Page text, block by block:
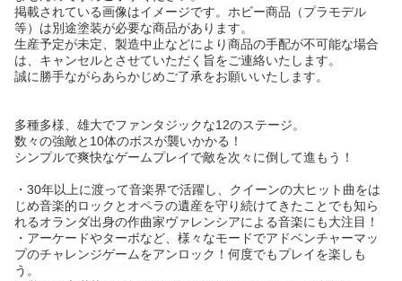
掲載されている画像はイメージです。ホビー商品（プラモデル
等）は別途塗装が必要な商品があります。
生産予定が未定、製造中止などにより商品の手配が不可能な場合
は、キャンセルとさせていただく旨をご連絡いたします。
誠に勝手ながらあらかじめご了承をお願いいたします。
多種多様、雄大でファンタジックな12のステージ。
数々の強敵と10体のボスが襲いかかる！
シンプルで爽快なゲームプレイで敵を次々に倒して進もう！
・30年以上に渡って音楽界で活躍し、クイーンの大ヒット曲をは
じめ音楽的ロックとオペラの遺産を守り続けてきたことでも知ら
れるオランダ出身の作曲家ヴァレンシアによる音楽にも大注目！
・アーケードやターボなど、様々なモードでアドベンチャーマッ
プのチャレンジゲームをアンロック！何度でもプレイを楽しも
う。